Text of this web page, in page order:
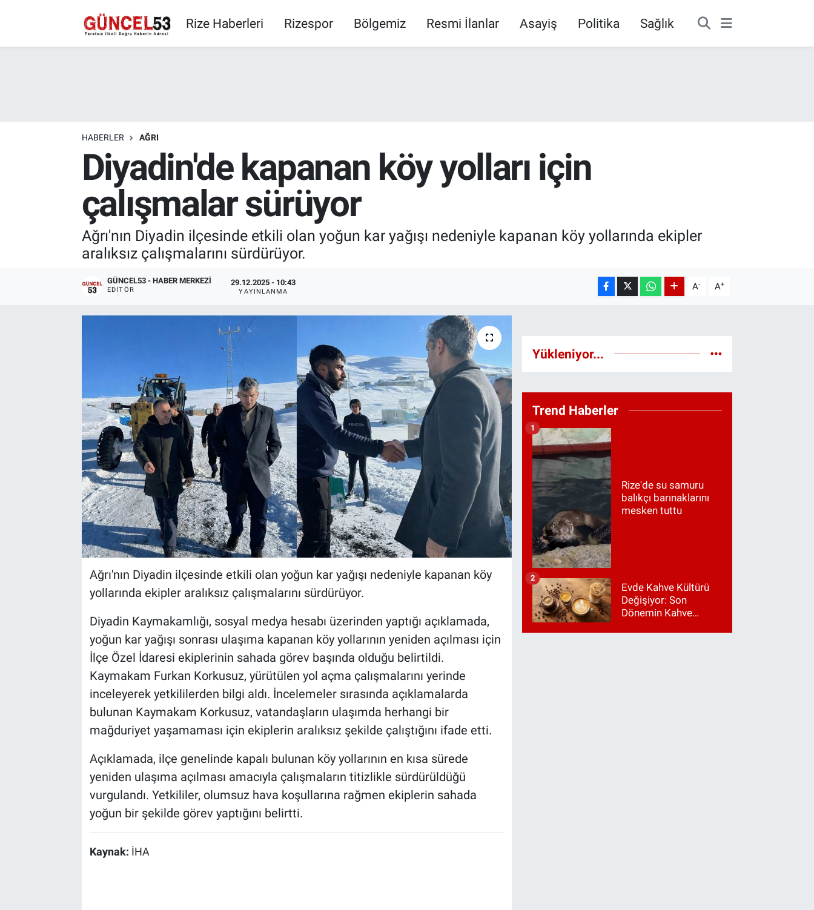
Rize Haberleri Rizespor Bölgemiz Resmi İlanlar Asayiş Politika Sağlık
HABERLER AĞRI
Diyadin'de kapanan köy yolları için
çalışmalar sürüyor
Ağrı'nın Diyadin ilçesinde etkili olan yoğun kar yağışı nedeniyle kapanan köy yollarında ekipler
aralıksız çalışmalarını sürdürüyor.
GÜNCEL53 - HABER MERKEZI
EDITÖR
29.12.2025 - 10:43
YAYINLANMA A- A+
Ağrı'nın Diyadin ilçesinde etkili olan yoğun kar yağışı nedeniyle kapanan köy
yollarında ekipler aralıksız çalışmalarını sürdürüyor.
Diyadin Kaymakamlığı, sosyal medya hesabı üzerinden yaptığı açıklamada,
yoğun kar yağışı sonrası ulaşıma kapanan köy yollarının yeniden açılması için
İlçe Özel İdaresi ekiplerinin sahada görev başında olduğu belirtildi.
Kaymakam Furkan Korkusuz, yürütülen yol açma çalışmalarını yerinde
inceleyerek yetkililerden bilgi aldı. İncelemeler sırasında açıklamalarda
bulunan Kaymakam Korkusuz, vatandaşların ulaşımda herhangi bir
mağduriyet yaşamaması için ekiplerin aralıksız şekilde çalıştığını ifade etti.
Açıklamada, ilçe genelinde kapalı bulunan köy yollarının en kısa sürede
yeniden ulaşıma açılması amacıyla çalışmaların titizlikle sürdürüldüğü
vurgulandı. Yetkililer, olumsuz hava koşullarına rağmen ekiplerin sahada
yoğun bir şekilde görev yaptığını belirtti.
Kaynak: İHA
Yükleniyor...
Trend Haberler
Rize'de su samuru
balıkçı barınaklarını
mesken tuttu
1
Evde Kahve Kültürü
Değişiyor: Son
Dönemin Kahve
2